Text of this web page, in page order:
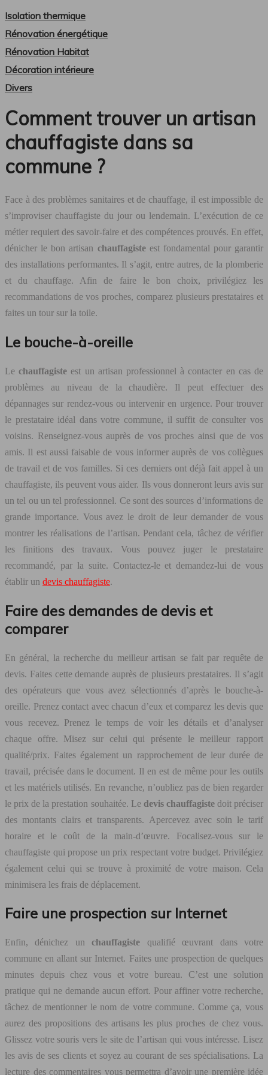
Isolation thermique
Rénovation énergétique
Rénovation Habitat
Décoration intérieure
Divers
Comment trouver un artisan
chauffagiste dans sa
commune ?
Face à des problèmes sanitaires et de chauffage, il est impossible de
s’improviser chauffagiste du jour ou lendemain. L’exécution de ce
métier requiert des savoir-faire et des compétences prouvés. En effet,
dénicher le bon artisan chauffagisteest fondamental pour garantir
des installations performantes. Il s’agit, entre autres, de la plomberie
et du chauffage. Afin de faire le bon choix, privilégiez les
recommandations de vos proches, comparez plusieurs prestataires et
faites un tour sur la toile.
Le bouche-à-oreille
Lechauffagiste est un artisan professionnel à contacter en cas de
problèmes au niveau de la chaudière. Il peut effectuer des
dépannages sur rendez-vous ou intervenir en urgence. Pour trouver
le prestataire idéal dans votre commune, il suffit de consulter vos
voisins. Renseignez-vous auprès de vos proches ainsi que de vos
amis. Il est aussi faisable de vous informer auprès de vos collègues
de travail et de vos familles. Si ces derniers ont déjà fait appel à un
chauffagiste, ils peuvent vous aider. Ils vous donneront leurs avis sur
un tel ou un tel professionnel. Ce sont des sources d’informations de
grande importance. Vous avez le droit de leur demander de vous
montrer les réalisations de l’artisan. Pendant cela, tâchez de vérifier
les finitions des travaux. Vous pouvez juger le prestataire
recommandé, par la suite. Contactez-le et demandez-lui de vous
établir un devis chauffagiste.
Faire des demandes de devis et
comparer
En général, la recherche du meilleur artisan se fait par requête de
devis. Faites cette demande auprès de plusieurs prestataires. Il s’agit
des opérateurs que vous avez sélectionnés d’après le bouche-à-
oreille. Prenez contact avec chacun d’eux et comparez les devis que
vous recevez. Prenez le temps de voir les détails et d’analyser
chaque offre. Misez sur celui qui présente le meilleur rapport
qualité/prix. Faites également un rapprochement de leur durée de
travail, précisée dans le document. Il en est de même pour les outils
et les matériels utilisés. En revanche, n’oubliez pas de bien regarder
le prix de la prestation souhaitée. Le devis chauffagistedoit préciser
des montants clairs et transparents. Apercevez avec soin le tarif
horaire et le coût de la main-d’œuvre. Focalisez-vous sur le
chauffagiste qui propose un prix respectant votre budget. Privilégiez
également celui qui se trouve à proximité de votre maison. Cela
minimisera les frais de déplacement.
Faire une prospection sur Internet
Enfin, dénichez unchauffagiste qualifié œuvrant dans votre
commune en allant sur Internet. Faites une prospection de quelques
minutes depuis chez vous et votre bureau. C’est une solution
pratique qui ne demande aucun effort. Pour affiner votre recherche,
tâchez de mentionner le nom de votre commune. Comme ça, vous
aurez des propositions des artisans les plus proches de chez vous.
Glissez votre souris vers le site de l’artisan qui vous intéresse. Lisez
les avis de ses clients et soyez au courant de ses spécialisations. La
lecture des commentaires vous permettra d’avoir une première idée